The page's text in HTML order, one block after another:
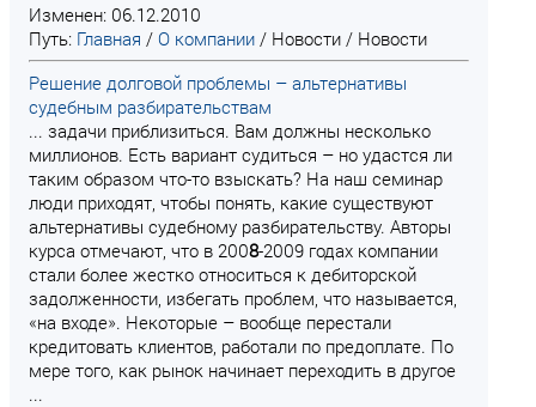
Изменен: 06.12.2010
Путь: Главная / О компании / Новости / Новости
Решение долговой проблемы – альтернативы
судебным разбирательствам
... задачи приблизиться. Вам должны несколько
миллионов. Есть вариант судиться – но удастся ли
таким образом что-то взыскать? На наш семинар
люди приходят, чтобы понять, какие существуют
альтернативы судебному разбирательству. Авторы
курса отмечают, что в 2008-2009 годах компании
стали более жестко относиться к дебиторской
задолженности, избегать проблем, что называется,
«на входе». Некоторые – вообще перестали
кредитовать клиентов, работали по предоплате. По
мере того, как рынок начинает переходить в другое
...